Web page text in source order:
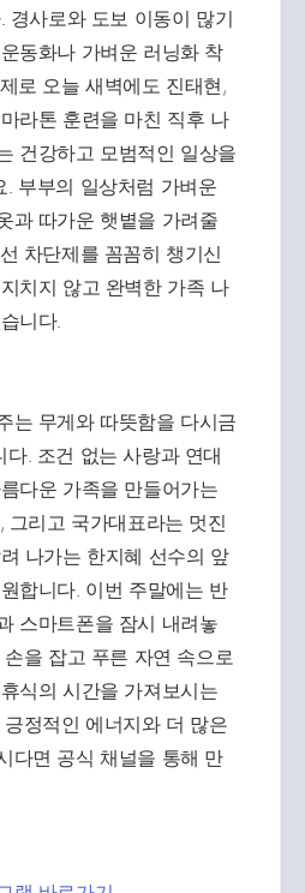
경사로와 도보 이동이 많기
동화나 가벼운 러닝화 착
로 오늘 새벽에도 진태현,
라톤 훈련을 마친 직후 나
건강하고 모범적인 일상을
. 부부의 일상처럼 가벼운
과 따가운 햇볕을 가려줄
차단제를 꼼꼼히 챙기신
치지 않고 완벽한 가족 나
니다.
는 무게와 따뜻함을 다시금
다. 조건 없는 사랑과 연대
다운 가족을 만들어가는
그리고 국가대표라는 멋진
나가는 한지혜 선수의 앞
합니다. 이번 주말에는 반
스마트폰을 잠시 내려놓
을 잡고 푸른 자연 속으로
식의 시간을 가져보시는
정적인 에너지와 더 많은
다면 공식 채널을 통해 만